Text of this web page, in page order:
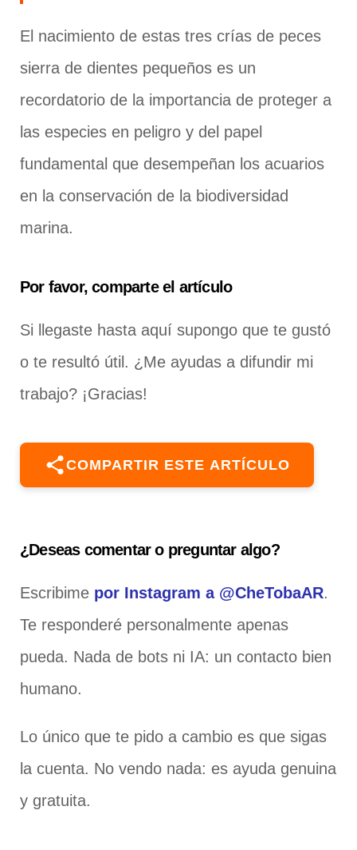
El nacimiento de estas tres crías de peces
sierra de dientes pequeños es un
recordatorio de la importancia de proteger a
las especies en peligro y del papel
fundamental que desempeñan los acuarios
en la conservación de la biodiversidad
marina.
Por favor, comparte el artículo
Si llegaste hasta aquí supongo que te gustó
o te resultó útil. ¿Me ayudas a difundir mi
trabajo? ¡Gracias!
COMPARTIR ESTE ARTÍCULO
¿Deseas comentar o preguntar algo?
Escribime por Instagram a @CheTobaAR.
Te responderé personalmente apenas
pueda. Nada de bots ni IA: un contacto bien
humano.
Lo único que te pido a cambio es que sigas
la cuenta. No vendo nada: es ayuda genuina
y gratuita.